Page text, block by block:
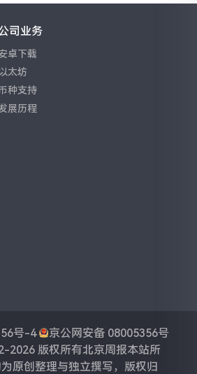
司业务
卓下载
以太坊
种支持
展历程
号-4
京公网安备 08005356号
2026 版权所有北京周报本站所
原创整理与独立撰写，版权归